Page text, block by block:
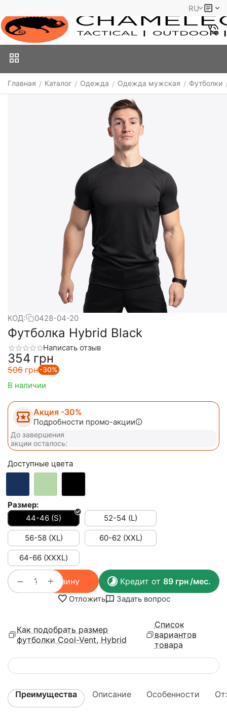
RU
Главная / Каталог / Одежда / Одежда мужская / Футболки
КОД: 0428-04-20
Футболка Hybrid Black
Написать отзыв
‍354‍ грн
‍506‍ грн -30%
В наличии
Акция -30%
Подробности промо-акции
До завершения
акции осталось:
Доступные цвета
Размер:
44-46 (S)
52-54 (L)
56-58 (XL) 60-62 (XXL)
64-66 (ХХХL)
+
− В корзину Кредит от 89 грн/мес.
Отложить Задать вопрос
Как подобрать размер
футболки Cool-Vent, Hybrid
Список
вариантов
товара
Преимущества Описание Особенности